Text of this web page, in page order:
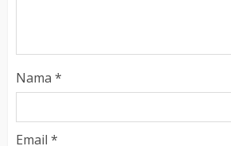
Nama *
Email *